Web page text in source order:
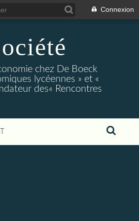
Connexion
chez De Boeck
lycéennes » et «
des« Rencontres